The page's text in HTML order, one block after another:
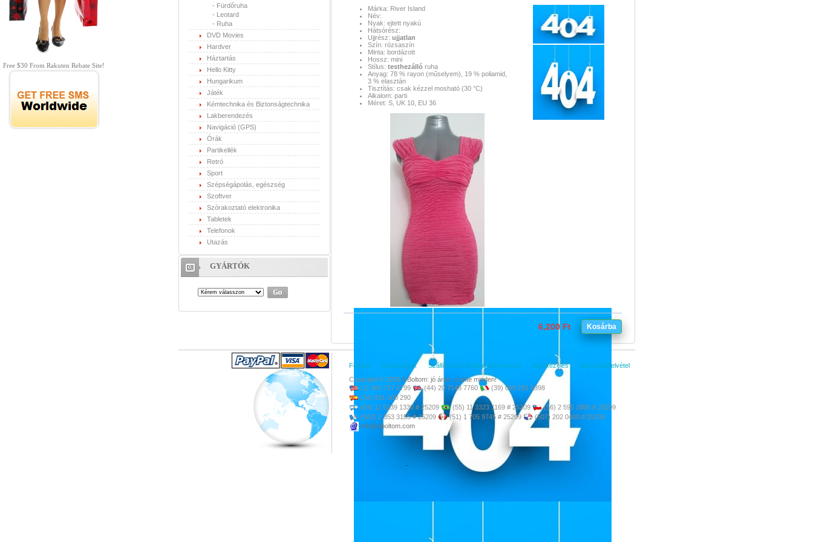
- Fürdőruha
- Leotard
- Ruha
DVD Movies
Hardver
Háztartás
Hello Kitty
Hungarikum
Játék
Kémtechnika és Biztonságtechnika
Lakberendezés
Navigáció (GPS)
Órák
Partikellék
Retró
Sport
Szépségápolás, egészség
Szoftver
Szórakoztató elektronika
Tabletek
Telefonok
Utazás
GYÁRTÓK
Márka: River Island
Név:
Nyak: ejtett nyakú
Hátsórész:
Ujjrész: ujjatlan
Szín: rózsaszín
Minta: bordázott
Hossz: mini
Stílus: testhezálló ruha
Anyag: 78 % rayon (műselyem), 19 % poliamid,
3 % elasztán
Tisztítás: csak kézzel mosható (30 °C)
Alkalom: parti
Méret: S, UK 10, EU 36
6,200 Ft Kosárba
Főoldal Újdonságok Szállítási és fizetési információk Adatkezelés
Kapcsolatfelvétel
Copyright © 2026A Boltom: jó áron, szinte minden!
(1) 360 717 2799
(44) 20 7148 7760
(39) 069 291 6398
(34) 851 000 290
(54) 11 5239 1330 # 25209
(55) 11 3323 1169 # 25209
(56) 2 595 2806 # 25209
(502) 2 353 3155 # 25209
(51) 1 705 9745 # 25209
(507) 202 0400 # 25209
info@aboltom.com
Free $30 From Rakuten Rebate Site!